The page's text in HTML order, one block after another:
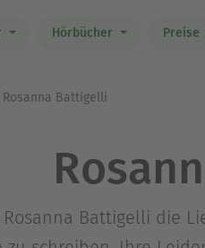
Hörbücher Preise
Rosanna Battigelli
Rosanna Battigelli die